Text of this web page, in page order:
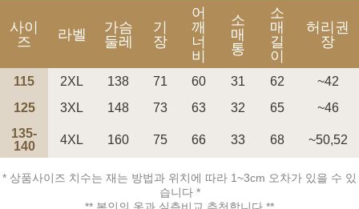
사이
즈
라벨
가슴
둘레
기
장
어
깨
너
비
소
매
통
소
매
길
이
허리권
장
115 2XL 138 71 60 31 62
~42
125
3XL 148 73 63 32 65
~46
135-
140
4XL 160 75 66 33 68 ~50,52
* 상품사이즈 치수는 재는 방법과 위치에 따라 1~3cm 오차가 있을 수 있
습니다 *
** 본인의 옷과 실측비교 추천합니다 **